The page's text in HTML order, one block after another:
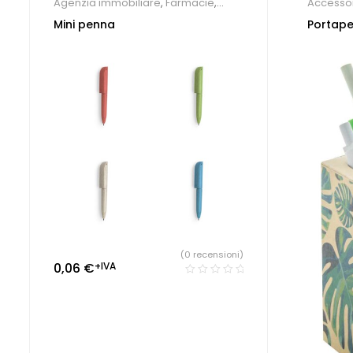
Agenzia immobiliare, Farmacie,
Hotel,Parrucchieri
Mini penna
0,06 €+IVA
(0 recensioni)
Agenzia